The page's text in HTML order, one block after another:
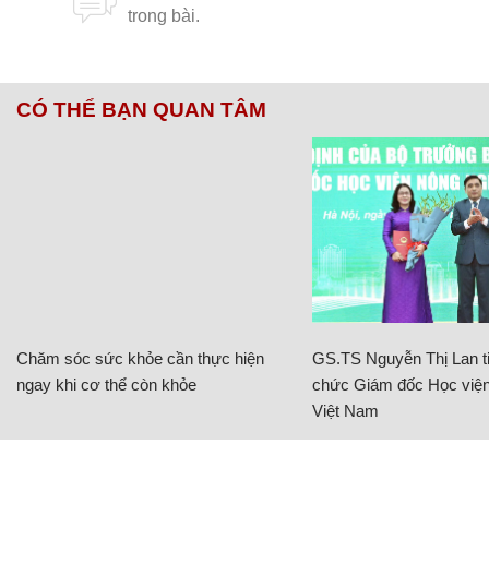
CÓ THỂ BẠN QUAN TÂM
Chăm sóc sức khỏe cần thực hiện
ngay khi cơ thể còn khỏe
GS.TS Nguyễn Thị Lan
chức Giám đốc Học
Việt Nam